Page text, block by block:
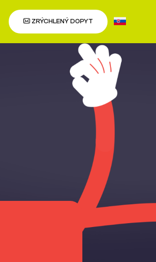
ZRÝCHLENÝ DOPYT